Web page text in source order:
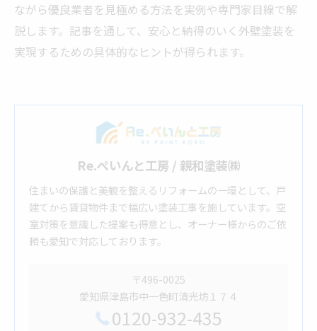
ながら優良業者を見極める方法を実例や専門家目線で解
説します。記事を通して、安心と納得のいく外壁塗装を
実現するための具体的なヒントが得られます。
Re.ぺいんと工房 / 親和塗装㈱
住まいの保護と美観を整えるリフォームの一環として、戸
建てから賃貸物件まで幅広い塗装工事を施しています。空
室対策を意識した提案も得意とし、オーナー様からのご依
頼も愛知で対応しております。
〒496-0025
愛知県津島市中一色町清光坊１７４
0120-932-435